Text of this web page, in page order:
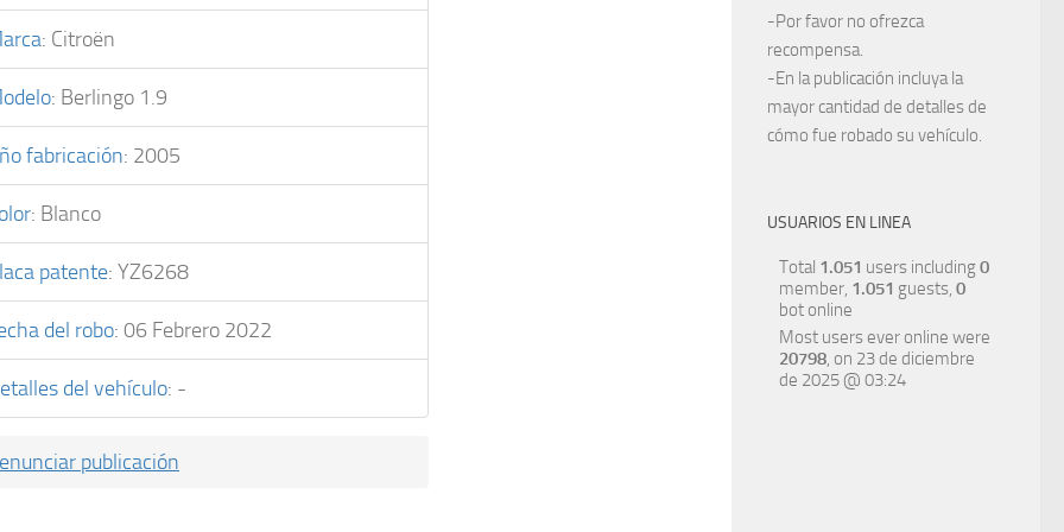
: Citroën
: Berlingo 1.9
fabricación: 2005
: Blanco
patente: YZ6268
del robo: 06 Febrero 2022
del vehículo: -
publicación
-Por favor no ofrezca
recompensa.
-En la publicación incluya la
mayor cantidad de detalles de
cómo fue robado su vehículo.
USUARIOS EN LINEA
Total 1.051 users including0
member, 1.051 guests, 0
bot online
Most users ever online were
20798, on 23 de diciembre
de 2025 @ 03:24